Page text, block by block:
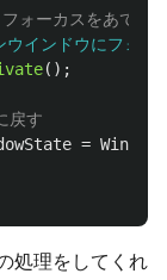
ーカスをあてる
ウインドウにフォー
();
戻す
=
処理をしてくれ